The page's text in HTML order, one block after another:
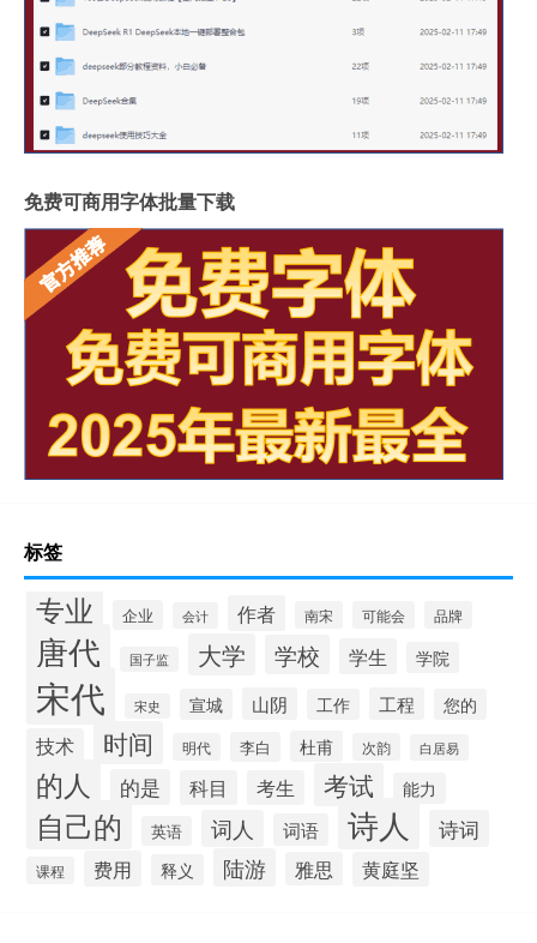
免费可商用字体批量下载
标签
专业 企业 会计 作者 南宋 可能会 品牌
唐代 国子监 大学 学校 学生 学院
宋代 宋史 宣城 山阴 工作 工程 您的
技术 时间 明代 李白 杜甫 次韵 白居易
的人 的是 科目 考生 考试 能力
自己的 英语 词人 词语 诗人 诗词
课程 费用 释义 陆游 雅思 黄庭坚